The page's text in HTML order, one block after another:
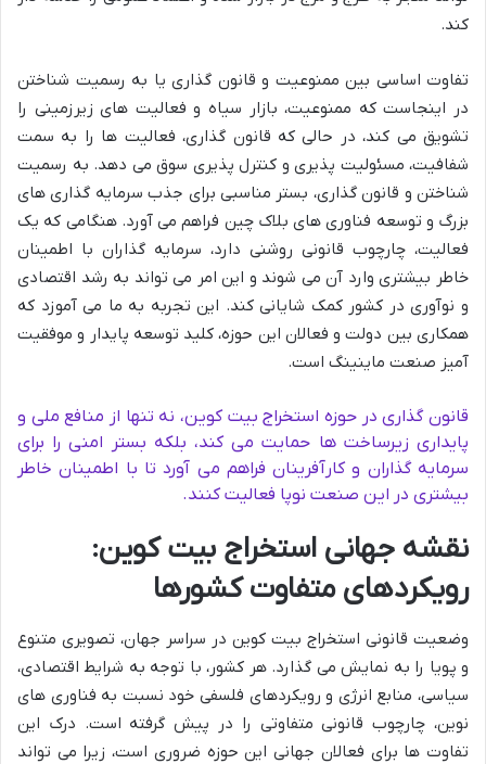
کند.
تفاوت اساسی بین ممنوعیت و قانون گذاری یا به رسمیت شناختن
در اینجاست که ممنوعیت، بازار سیاه و فعالیت های زیرزمینی را
تشویق می کند، در حالی که قانون گذاری، فعالیت ها را به سمت
شفافیت، مسئولیت پذیری و کنترل پذیری سوق می دهد. به رسمیت
شناختن و قانون گذاری، بستر مناسبی برای جذب سرمایه گذاری های
بزرگ و توسعه فناوری های بلاک چین فراهم می آورد. هنگامی که یک
فعالیت، چارچوب قانونی روشنی دارد، سرمایه گذاران با اطمینان
خاطر بیشتری وارد آن می شوند و این امر می تواند به رشد اقتصادی
و نوآوری در کشور کمک شایانی کند. این تجربه به ما می آموزد که
همکاری بین دولت و فعالان این حوزه، کلید توسعه پایدار و موفقیت
آمیز صنعت ماینینگ است.
قانون گذاری در حوزه استخراج بیت کوین، نه تنها از منافع ملی و
پایداری زیرساخت ها حمایت می کند، بلکه بستر امنی را برای
سرمایه گذاران و کارآفرینان فراهم می آورد تا با اطمینان خاطر
بیشتری در این صنعت نوپا فعالیت کنند.
نقشه جهانی استخراج بیت کوین:
رویکردهای متفاوت کشورها
وضعیت قانونی استخراج بیت کوین در سراسر جهان، تصویری متنوع
و پویا را به نمایش می گذارد. هر کشور، با توجه به شرایط اقتصادی،
سیاسی، منابع انرژی و رویکردهای فلسفی خود نسبت به فناوری های
نوین، چارچوب قانونی متفاوتی را در پیش گرفته است. درک این
تفاوت ها برای فعالان جهانی این حوزه ضروری است، زیرا می تواند